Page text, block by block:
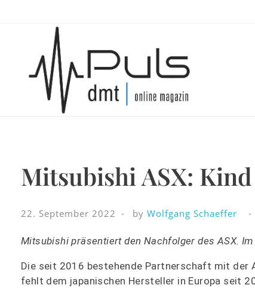
Puls Magazin
Mitsubishi ASX:
22. September 2022 by Wolfgang Schaeffer
Mitsubishi präsentiert den Nachfolger des ASX.
Die seit 2016 bestehende Partnerschaft mit der
fehlt dem japanischen Hersteller in Europa seit